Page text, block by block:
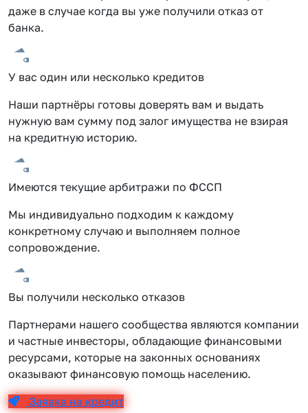
даже в случае когда вы уже получили отказ от
банка.
У вас один или несколько кредитов
Наши партнёры готовы доверять вам и выдать
нужную вам сумму под залог имущества не взирая
на кредитную историю.
Имеются текущие арбитражи по ФССП
Мы индивидуально подходим к каждому
конкретному случаю и выполняем полное
сопровождение.
Вы получили несколько отказов
Партнерами нашего сообщества являются компании
и частные инвесторы, обладающие финансовыми
ресурсами, которые на законных основаниях
оказывают финансовую помощь населению.
Заявка на кредит